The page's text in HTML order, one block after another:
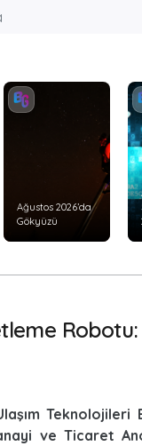
Ağustos 2026’da
Gökyüzü
ve Ticaret